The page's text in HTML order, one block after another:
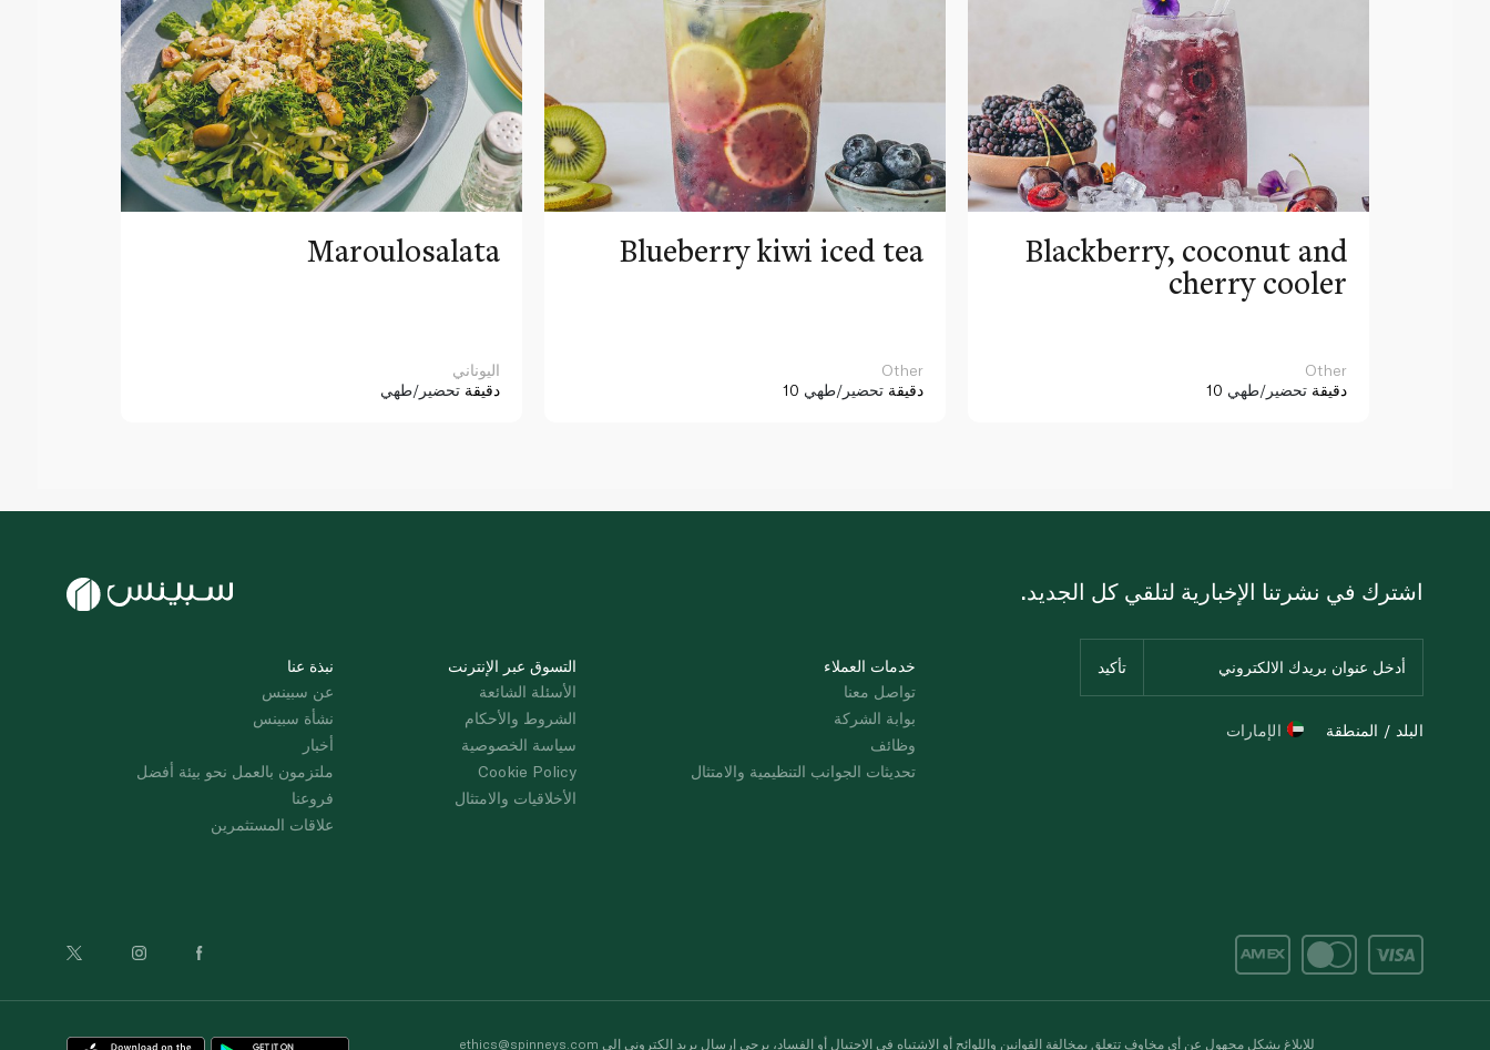
Maroulosalata
اليوناني
دقيقة تحضير/طهي
Blueberry kiwi iced tea
Other
10 دقيقة تحضير/طهي
Blackberry, coconut and
cherry cooler
Other
10 دقيقة تحضير/طهي
نبذة عنا
عن سبينس
نشأة سبينس
أخبار
ملتزمون بالعمل نحو بيئة أفضل
فروعنا
علاقات المستثمرين
التسوق عبر الإنترنت
الأسئلة الشائعة
الشروط والأحكام
سياسة الخصوصية
Cookie Policy
الأخلاقيات والامتثال
خدمات العملاء
تواصل معنا
بوابة الشركة
وظائف
تحديثات الجوانب التنظيمية والامتثال
اشترك في نشرتنا الإخبارية لتلقي كل الجديد.
البلد / المنطقة الإمارات
للإبلاغ بشكل مجهول عن أي مخاوف تتعلق بمخالفة القوانين واللوائح أو الاشتباه في الاحتيال أو الفساد، يرجى إرسال بريد إلكتروني إلى ethics@spinneys.com